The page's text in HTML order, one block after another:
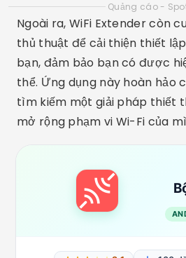
Quảng cáo -
Ngoài ra, WiFi Extender còn
thủ thuật để cải thiện thiết
bạn, đảm bảo bạn có được
thể. Ứng dụng này hoàn hảo
tìm kiếm một giải pháp thiết
mở rộng phạm vi Wi-Fi của